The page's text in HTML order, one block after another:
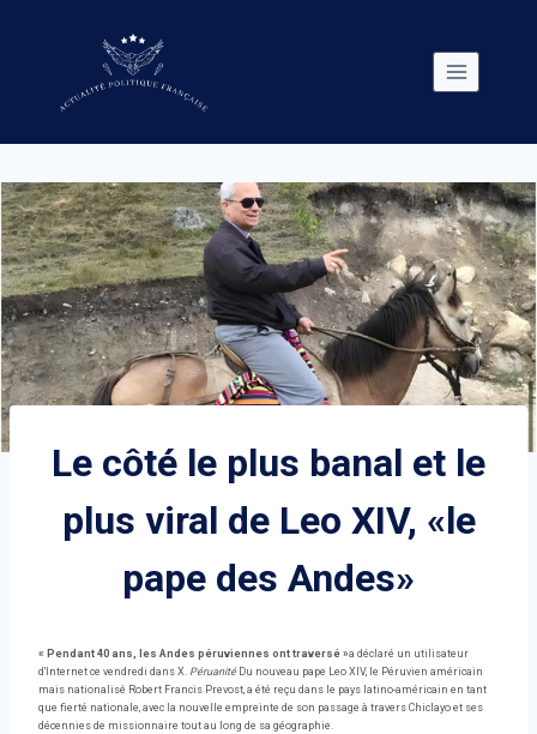
Le côté le plus banal et le
plus viral de Leo XIV, «le
pape des Andes»
« Pendant 40 ans, les Andes péruviennes ont traversé »a déclaré un utilisateur
d'Internet ce vendredi dans X. Péruanité Du nouveau pape Leo XIV, le Péruvien américain
mais nationalisé Robert Francis Prevost, a été reçu dans le pays latino-américain en tant
que fierté nationale, avec la nouvelle empreinte de son passage à travers Chiclayo et ses
décennies de missionnaire tout au long de sa géographie.